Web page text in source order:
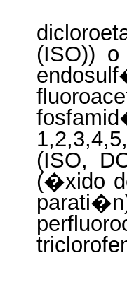
(ISO))
(ISO,
(�xido